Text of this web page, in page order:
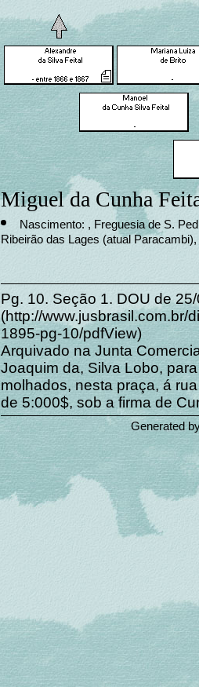
Miguel da Cunha
Nascimento: , Freguesia de S.
Ribeirão das Lages (atual
Pg. 10. Seção 1. DOU de
(http://www.jusbrasil.com.br/
1895-pg-10/pdfView)
Arquivado na Junta
Joaquim da, Silva Lobo,
molhados, nesta praça, á
de 5:000$, sob a firma de
Generated